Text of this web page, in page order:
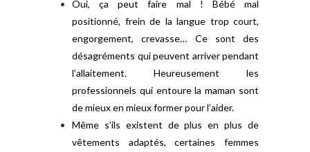
Oui, ça peut faire mal ! Bébé mal
positionné, frein de la langue trop court,
engorgement, crevasse… Ce sont des
désagréments qui peuvent arriver pendant
l’allaitement. Heureusement les
professionnels qui entoure la maman sont
de mieux en mieux former pour l’aider.
Même s’ils existent de plus en plus de
vêtements adaptés, certaines femmes